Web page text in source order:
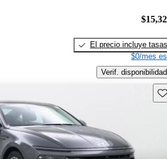
El precio incluye tasas
$0/mes
Verif. disponibilidad